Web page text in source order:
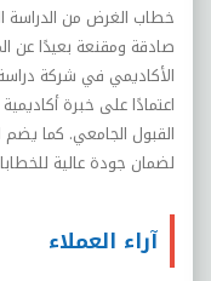
خطاب الغرض من الدراسة
صادقة ومقنعة بعيدًا عن
الأكاديمي في شركة
القبول الجامعي. كما يضم
لضمان جودة عالية
آراء العملاء